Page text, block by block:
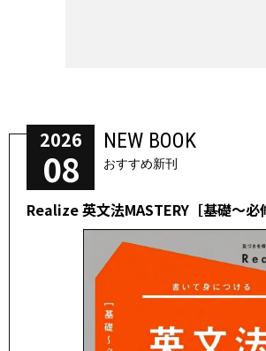
2026
08
NEW BOOK
おすすめ新刊
Realize 英文法MASTERY［基礎～必